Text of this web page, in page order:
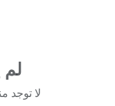
لم
لا توجد